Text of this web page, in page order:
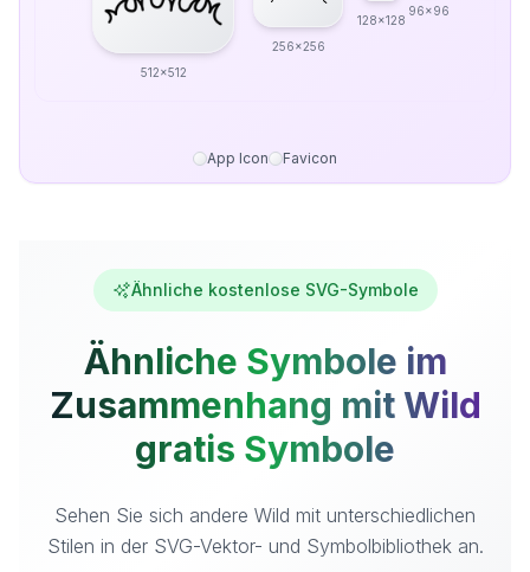
512x512
256x256
128x128
96x96
App Icon Favicon
Ähnliche kostenlose SVG-Symbole
Ähnliche Symbole im
Zusammenhang mit Wild
gratis Symbole
Sehen Sie sich andere Wild mit unterschiedlichen
Stilen in der SVG-Vektor- und Symbolbibliothek an.